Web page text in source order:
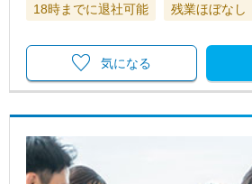
18時までに退社可能 残業ほぼなし
気になる